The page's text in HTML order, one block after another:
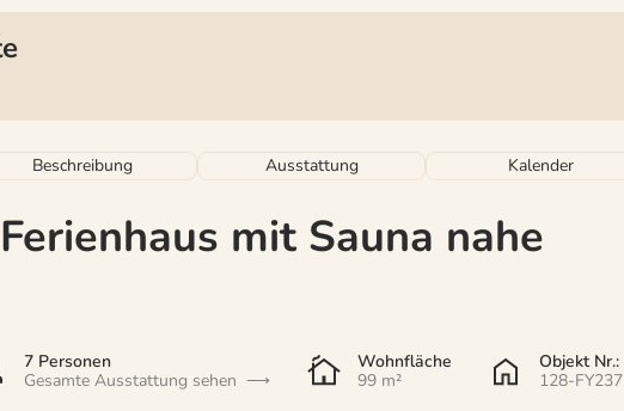
Beschreibung Ausstattung Kalender
mit Sauna nahe
7 Personen
Gesamte Ausstattung sehen
Wohnfläche
99 m²
Objekt Nr.:
128-FY237